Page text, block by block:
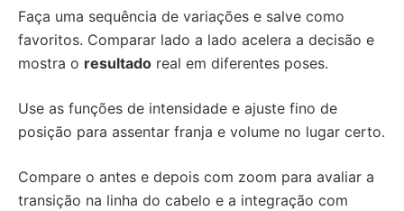
Faça uma sequência de variações e salve como
favoritos. Comparar lado a lado acelera a decisão e
mostra o resultado real em diferentes poses.
Use as funções de intensidade e ajuste fino de
posição para assentar franja e volume no lugar certo.
Compare o antes e depois com zoom para avaliar a
transição na linha do cabelo e a integração com